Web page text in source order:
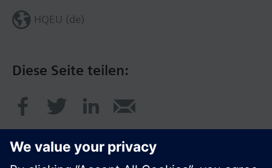
Diese Seite teilen:
HQEU (de)